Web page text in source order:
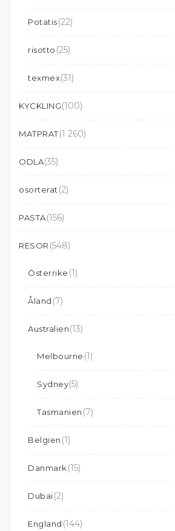
Potatis(22)
risotto (25)
texmex(31)
KYCKLING(100)
MATPRAT(1 260)
ODLA(35)
osorterat (2)
PASTA(156)
RESOR (548)
Österrike (1)
Åland (7)
Australien(13)
Melbourne (1)
Sydney(5)
Tasmanien (7)
Belgien (1)
Danmark (15)
Dubai(2)
England (144)